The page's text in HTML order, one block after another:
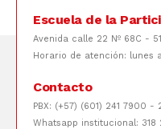
Escuela de la
Avenida calle 22 Nº 68C - 51
Horario de atención: lunes
Contacto
PBX: (+57) (601) 241 7900 -
Whatsapp institucional: